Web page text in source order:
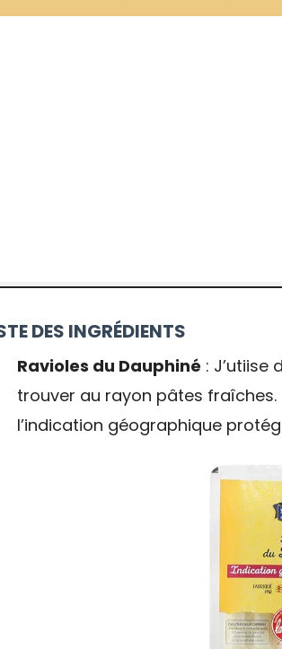
DES INGRÉDIENTS
Ravioles du Dauphiné : J’utiise
trouver au rayon pâtes
l’indication géographique